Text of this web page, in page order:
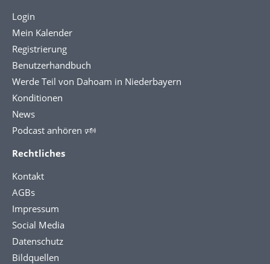
Login
Mein Kalender
Registrierung
Benutzerhandbuch
Werde Teil von Dahoam in Niederbayern
Konditionen
News
Podcast anhören 🕬
Rechtliches
Kontakt
AGBs
Impressum
Social Media
Datenschutz
Bildquellen